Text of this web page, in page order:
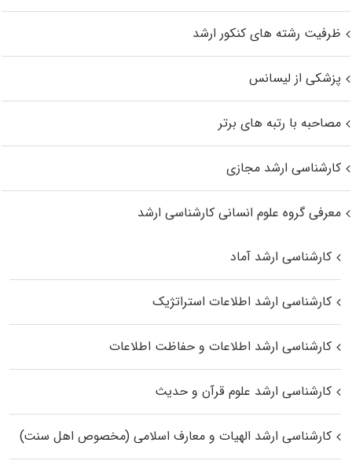
ظرفیت رشته های کنکور ارشد
پزشکی از لیسانس
مصاحبه با رتبه های برتر
کارشناسی ارشد مجازی
معرفی گروه علوم انسانی کارشناسی ارشد
کارشناسی ارشد آماد
کارشناسی ارشد اطلاعات استراتژیک
کارشناسی ارشد اطلاعات و حفاظت اطلاعات
کارشناسی ارشد علوم قرآن و حدیث
کارشناسی ارشد الهیات و معارف اسلامی (مخصوص اهل سنت)